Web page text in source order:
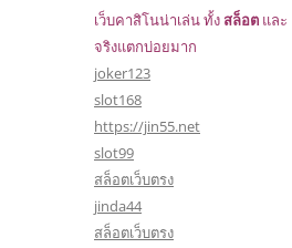
เว็บคาสิโนน่าเล่น ทั้งสล็อต และ
จริงแตกบ่อยมาก
joker123
slot168
https://jin55.net
slot99
สล็อตเว็บตรง
jinda44
สล็อตเว็บตรง